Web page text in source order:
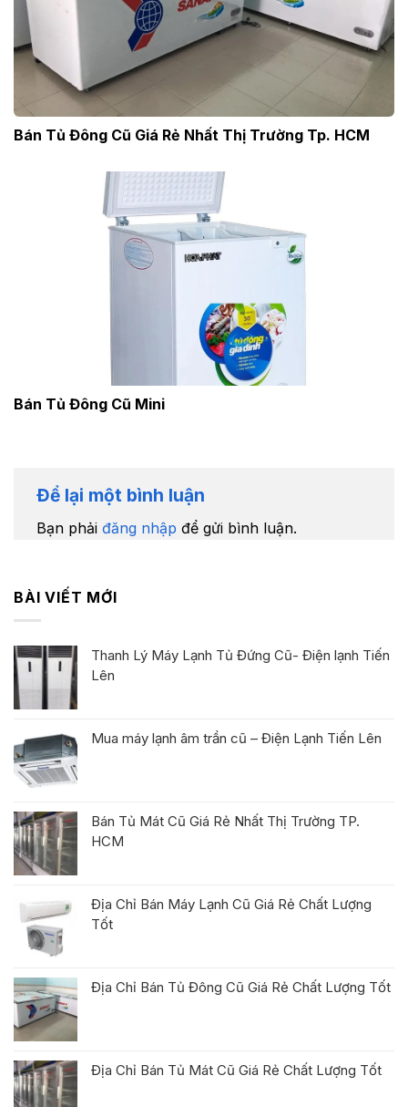
Bán Tủ Đông Cũ Giá Rẻ Nhất Thị Trường Tp. HCM
Bán Tủ Đông Cũ Mini
Để lại một bình luận
Bạn phải đăng nhập để gửi bình luận.
BÀI VIẾT MỚI
Thanh Lý Máy Lạnh Tủ Đứng Cũ- Điện lạnh Tiến
Lên
Mua máy lạnh âm trần cũ – Điện Lạnh Tiến Lên
Bán Tủ Mát Cũ Giá Rẻ Nhất Thị Trường TP.
HCM
Địa Chỉ Bán Máy Lạnh Cũ Giá Rẻ Chất Lượng
Tốt
Địa Chỉ Bán Tủ Đông Cũ Giá Rẻ Chất Lượng Tốt
Địa Chỉ Bán Tủ Mát Cũ Giá Rẻ Chất Lượng Tốt